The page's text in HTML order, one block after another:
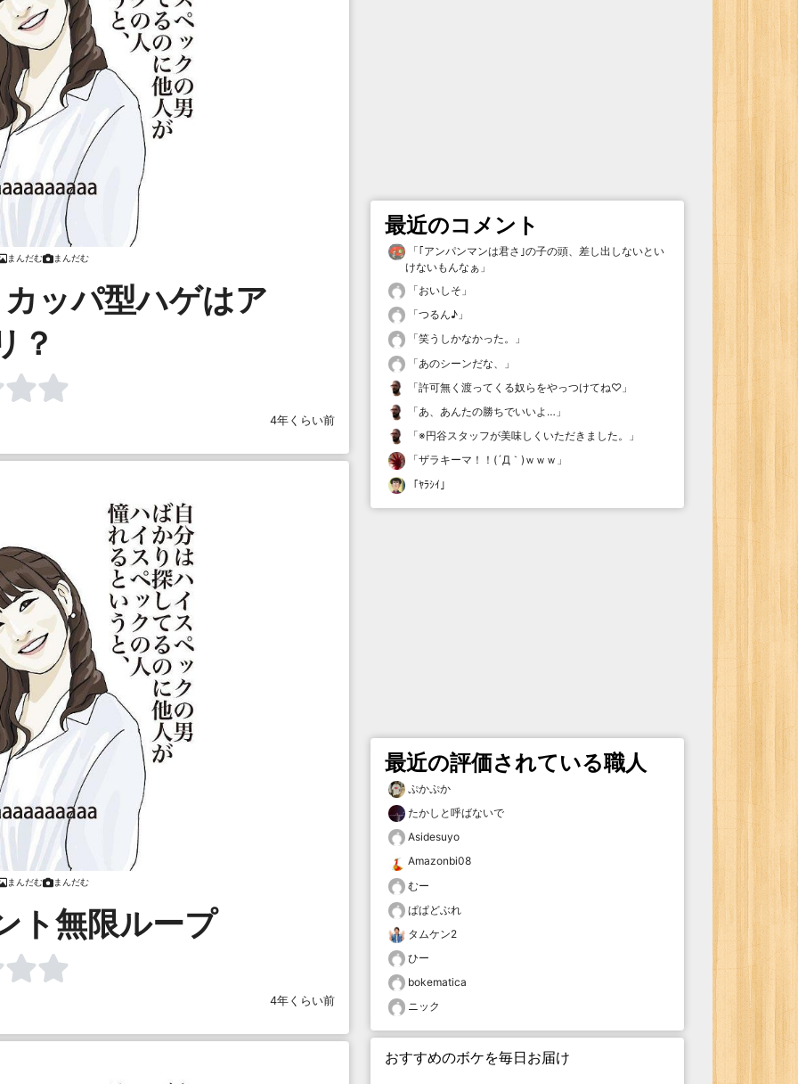
まんだむ まんだむ
ッパ型ハゲはア
？
4年くらい前
まんだむ まんだむ
ト無限ループ
4年くらい前
最近のコメント
「｢アンパンマンは君さ｣の子の頭、差し出しないとい
けないもんなぁ 」
「おいしそ 」
「つるん♪ 」
「笑うしかなかった。
」
「あのシーンだな、
」
「許可無く渡ってくる奴らをやっつけてね♡ 」
「あ、あんたの勝ちでいいよ… 」
「※円谷スタッフが美味しくいただきました。
」
「ザラキーマ！！(´Д｀)ｗｗｗ 」
「ﾔﾗｼｲ 」
最近の評価されている職人
ぷかぷか
たかしと呼ばないで
Asidesuyo
Amazonbi08
むー
ぱぱどぶれ
タムケン2
ひー
bokematica
ニック
おすすめのボケを毎日お届け